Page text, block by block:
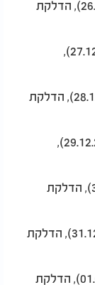
נר שני - יום חמישי, אור לכ"ו כסלו, (26.12.24), הדלקת
נר שלישי - יום שישי, אור לכ"ז כסלו, (27.12.24),
נר רביעי - יום שבת, אור לכ"ח כסלו, (28.12.24), הדלקת
נר חמישי - יום ראשון, אור לכ"ט כסלו, (29.12.24),
נר שישי - יום שני, אור לא' טבת, (30.12.24), הדלקת
נר שביעי - יום שלישי, אור לב' טבת, (31.12.24), הדלקת
נר שמיני - יום רביעי, אור לג' טבת, (01.01.25), הדלקת